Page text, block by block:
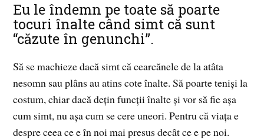
Eu le îndemn pe toate să poarte
tocuri înalte când simt că sunt
“căzute în genunchi”.
Să se machieze dacă simt că cearcănele de la atâta
nesomn sau plâns au atins cote înalte. Să poarte teniși la
costum, chiar dacă dețin funcții înalte și vor să fie așa
cum simt, nu așa cum se cere uneori. Pentru că viața e
despre ceea ce e în noi mai presus decât ce e pe noi.